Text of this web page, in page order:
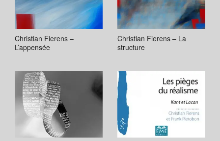
Christian Fierens –
L’appensée
Christian Fierens – La
structure